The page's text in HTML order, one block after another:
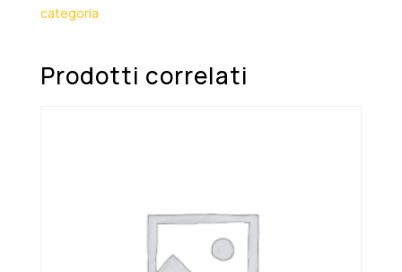
categoria
Prodotti correlati